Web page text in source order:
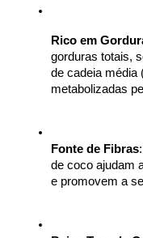
Rico em
gorduras totais,
de cadeia média
metabolizadas
Fonte de Fibras
de coco ajudam
e promovem a